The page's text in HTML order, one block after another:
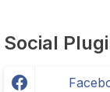
Social